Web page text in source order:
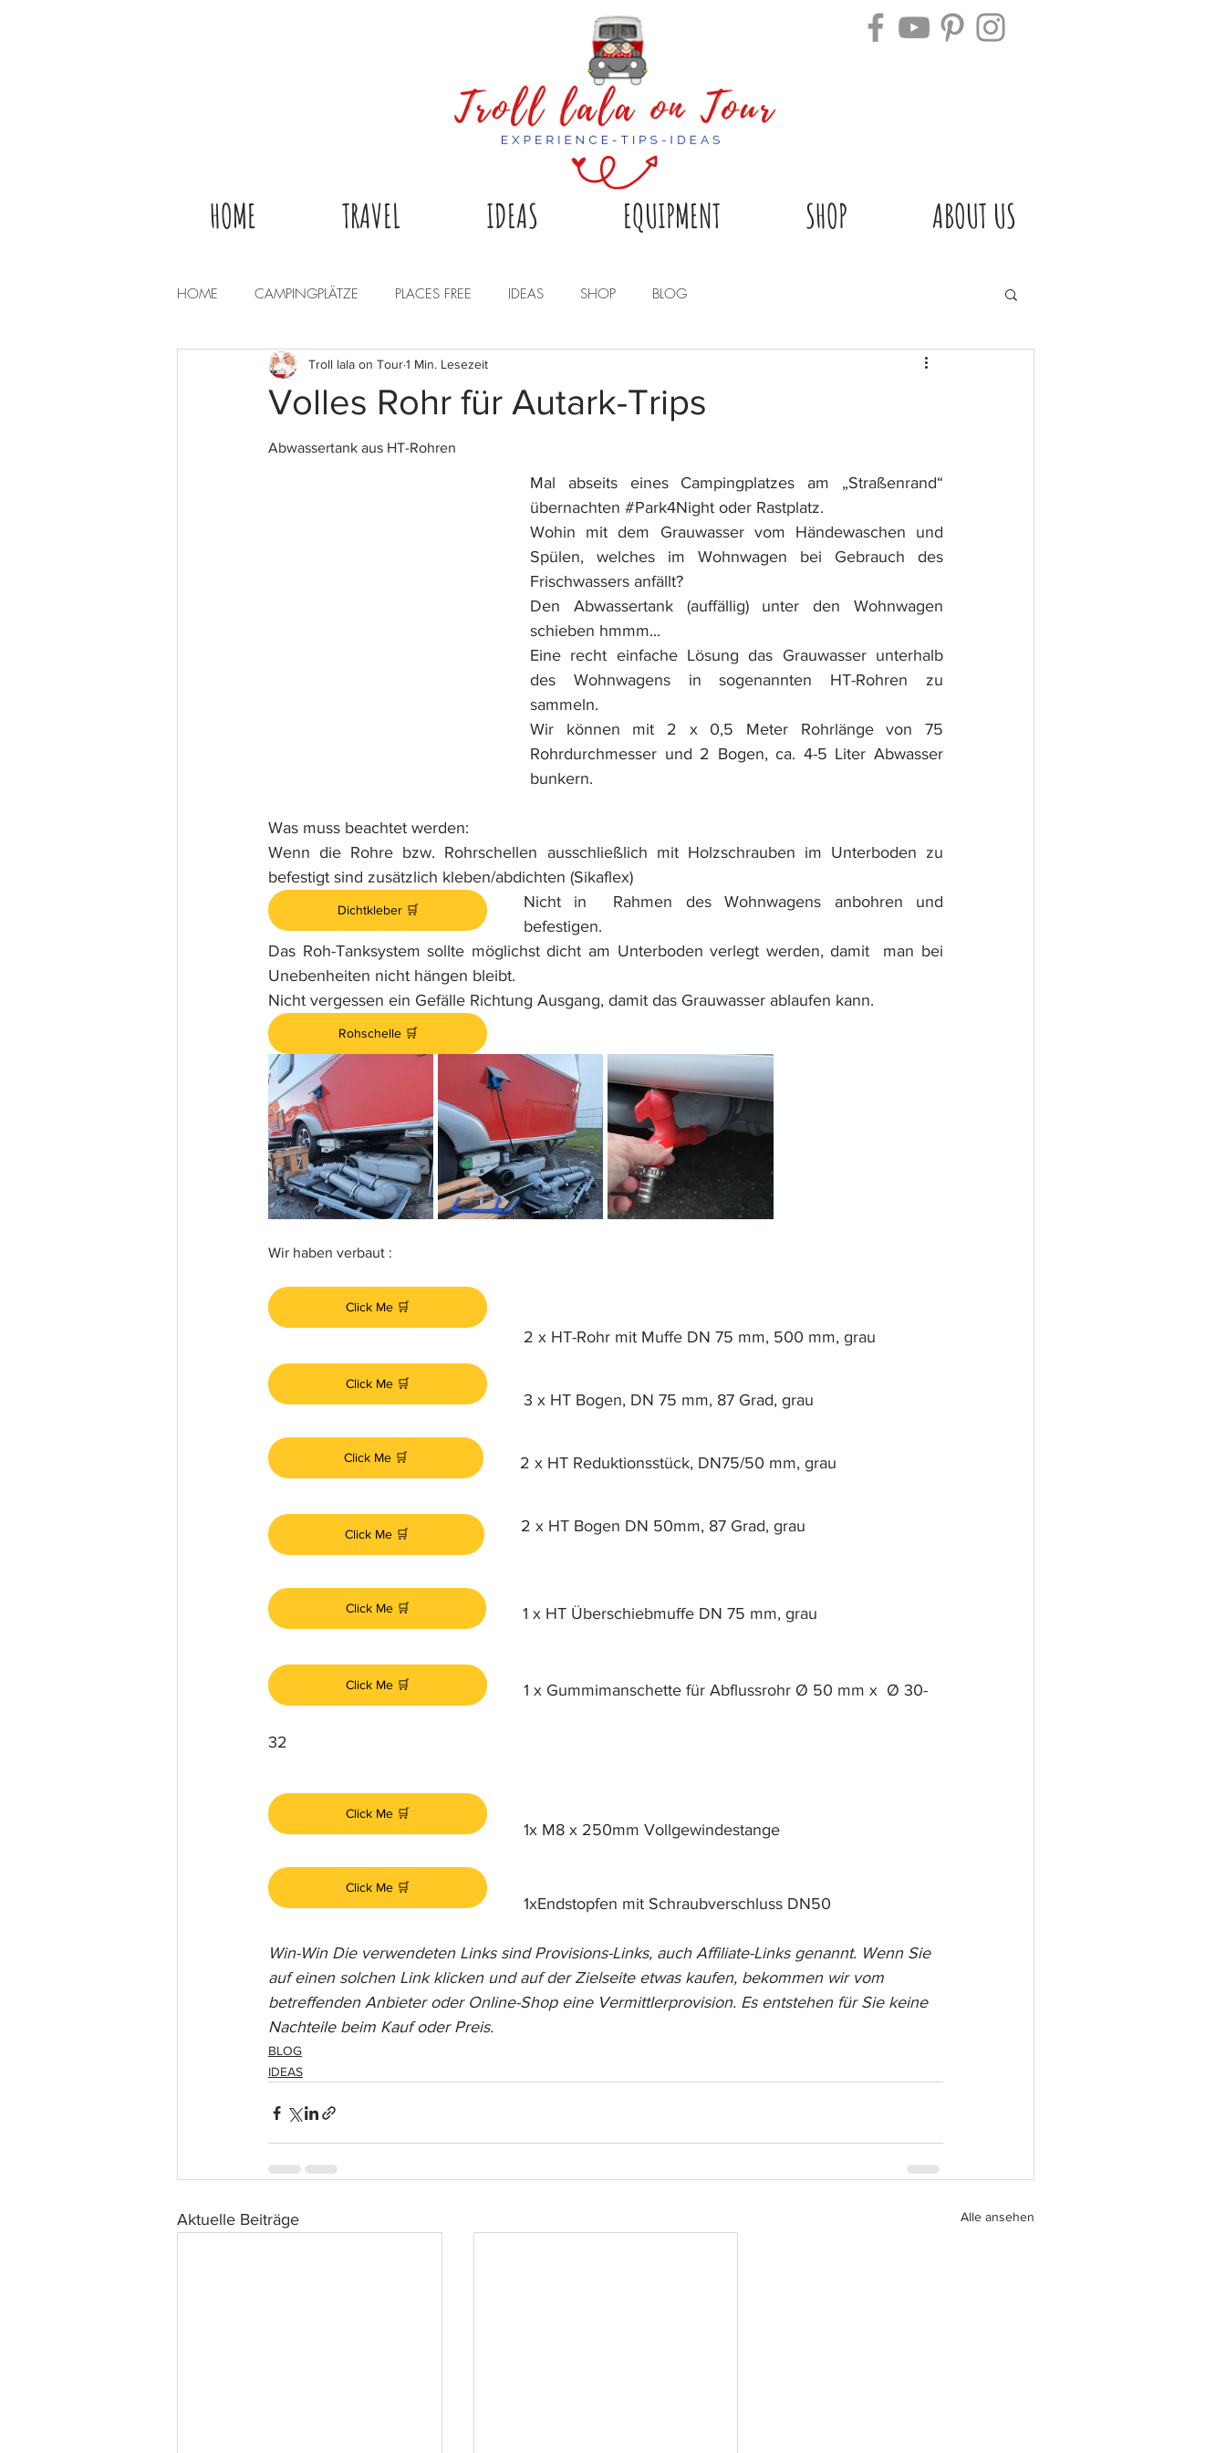
HOME TRAVEL IDEAS EQUIPMENT SHOP ABOUT US
HOME CAMPINGPLÄTZE PLACES FREE IDEAS SHOP BLOG
Volles Rohr für Autark-Trips
Troll lala on Tour1 Min. Lesezeit
Abwassertank aus HT-Rohren
Mal abseits eines Campingplatzes am „Straßenrand“
übernachten #Park4Night oder Rastplatz.
Wohin mit dem Grauwasser vom Händewaschen und
Spülen, welches im Wohnwagen bei Gebrauch des
Frischwassers anfällt?
Den Abwassertank (auffällig) unter den Wohnwagen
schieben hmmm...
Eine recht einfache Lösung das Grauwasser unterhalb
des Wohnwagens in sogenannten HT-Rohren zu
sammeln.
Wir können mit 2 x 0,5 Meter Rohrlänge von 75
Rohrdurchmesser und 2 Bogen, ca. 4-5 Liter Abwasser
bunkern.
Was muss beachtet werden:
Wenn die Rohre bzw. Rohrschellen ausschließlich mit Holzschrauben im Unterboden zu
befestigt sind zusätzlich kleben/abdichten (Sikaflex)
Dichtkleber 🛒
Nicht in  Rahmen des Wohnwagens anbohren und
befestigen.
Das Roh-Tanksystem sollte möglichst dicht am Unterboden verlegt werden, damit  man bei
Unebenheiten nicht hängen bleibt.
Nicht vergessen ein Gefälle Richtung Ausgang, damit das Grauwasser ablaufen kann.
Rohschelle 🛒
Wir haben verbaut :
Click Me 🛒
2 x HT-Rohr mit Muffe DN 75 mm, 500 mm, grau
Click Me 🛒
3 x HT Bogen, DN 75 mm, 87 Grad, grau
Click Me 🛒 2 x HT Reduktionsstück, DN75/50 mm, grau
Click Me 🛒 2 x HT Bogen DN 50mm, 87 Grad, grau
Click Me 🛒 1 x HT Überschiebmuffe DN 75 mm, grau
Click Me 🛒 1 x Gummimanschette für Abflussrohr Ø 50 mm x  Ø 30-
32
Click Me 🛒
1x M8 x 250mm Vollgewindestange
Click Me 🛒
1xEndstopfen mit Schraubverschluss DN50
Win-Win Die verwendeten Links sind Provisions-Links, auch Affiliate-Links genannt. Wenn Sie
auf einen solchen Link klicken und auf der Zielseite etwas kaufen, bekommen wir vom
betreffenden Anbieter oder Online-Shop eine Vermittlerprovision. Es entstehen für Sie keine
Nachteile beim Kauf oder Preis.
BLOG
IDEAS
Aktuelle Beiträge Alle ansehen